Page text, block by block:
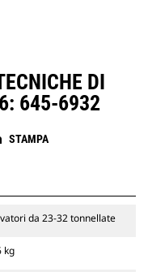
la DI
645-6932
STAMPA
da 23-32 tonnellate
kg